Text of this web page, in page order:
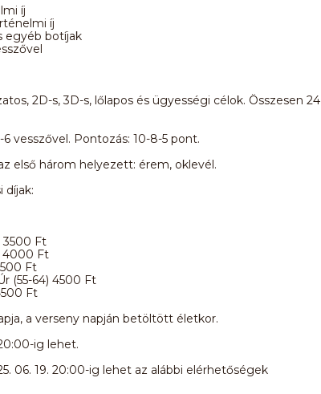
íj
íj
egyéb botíjak
2D-s, 3D-s, lőlapos és ügyességi célok. Összesen 24
vesszővel. Pontozás: 10-8-5 pont.
első három helyezett: érem, oklevél.
díjak:
3500 Ft
4000 Ft
Ft
(55-64) 4500 Ft
Ft
a verseny napján betöltött életkor.
ig lehet.
06. 19. 20:00-ig lehet az alábbi elérhetőségek